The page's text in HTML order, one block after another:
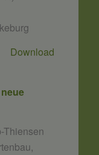
Download
Thiensen